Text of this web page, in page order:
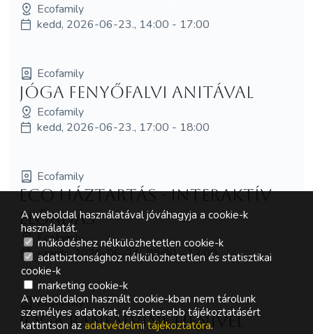
Ecofamily
kedd, 2026-06-23., 14:00 - 17:00
Ecofamily
Jóga Fenyőfalvi Anitával
Ecofamily
kedd, 2026-06-23., 17:00 - 18:00
Ecofamily
ECO háztartás - interaktív
előadás
Ecofamily
szerda, 2026-06-24., 09:00 - 12:00
Ecofamily
Jóga Bánfalviné Henivel
A weboldal használatával jóváhagyja a cookie-k
használatát.
működéshez nélkülözhetetlen cookie-k
adatbiztonsághoz nélkülözhetetlen és statisztikai
cookie-k
marketing cookie-k
A weboldalon használt cookie-kban nem tárolunk
személyes adatokat, részletesebb tájékoztatásért
kattintson az adatvédelmi tájékoztatóra.